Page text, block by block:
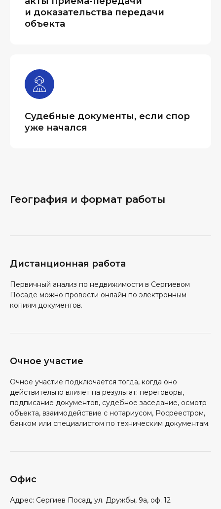
и доказательства передачи
объекта
Судебные документы, если спор
уже начался
География и формат работы
Дистанционная работа
Первичный анализ по недвижимости в Сергиевом
Посаде можно провести онлайн по электронным
копиям документов.
Очное участие
Очное участие подключается тогда, когда оно
действительно влияет на результат: переговоры,
подписание документов, судебное заседание, осмотр
объекта, взаимодействие с нотариусом, Росреестром,
банком или специалистом по техническим документам.
Офис
Адрес: Сергиев Посад, ул. Дружбы, 9а, оф. 12